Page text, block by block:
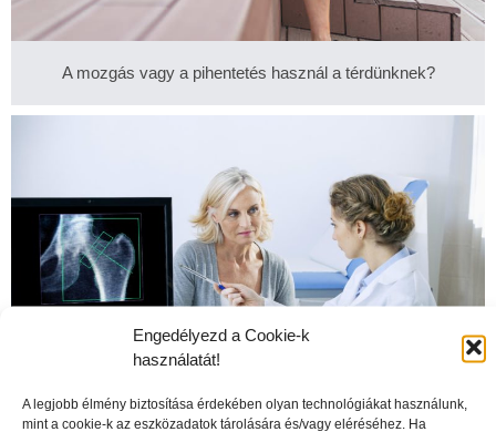
Engedélyezd a Cookie-k
használatát!
A legjobb élmény biztosítása érdekében olyan technológiákat használunk,
mint a cookie-k az eszközadatok tárolására és/vagy eléréséhez. Ha
A mozgás vagy a pihentetés használ a térdünknek?